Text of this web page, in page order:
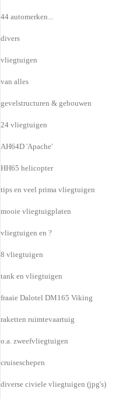
44 automerken...
divers
vliegtuigen
van alles
gevelstructuren & gebouwen
24 vliegtuigen
AH64D 'Apache'
HH65 helicopter
tips en veel prima vliegtuigen
mooie vliegtuigplaten
vliegtuigen en ?
8 vliegtuigen
tank en vliegtuigen
fraaie Dalotel DM165 Viking
raketten ruimtevaartuig
o.a. zweefvliegtuigen
cruiseschepen
diverse civiele vliegtuigen (jpg's)